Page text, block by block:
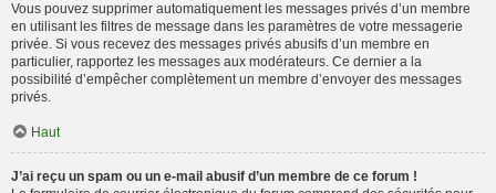
Vous pouvez supprimer automatiquement les messages privés d’un membre
en utilisant les filtres de message dans les paramètres de votre messagerie
privée. Si vous recevez des messages privés abusifs d’un membre en
particulier, rapportez les messages aux modérateurs. Ce dernier a la
possibilité d’empêcher complètement un membre d’envoyer des messages
privés.
Haut
J’ai reçu un spam ou un e-mail abusif d’un membre de ce forum !